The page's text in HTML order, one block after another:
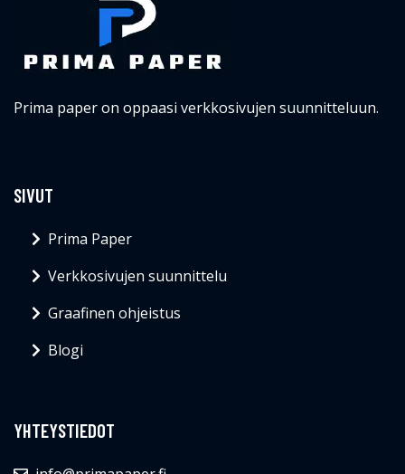
Prima paper on oppaasi verkkosivujen suunnitteluun.
SIVUT
Prima Paper
Verkkosivujen suunnittelu
Graafinen ohjeistus
Blogi
YHTEYSTIEDOT